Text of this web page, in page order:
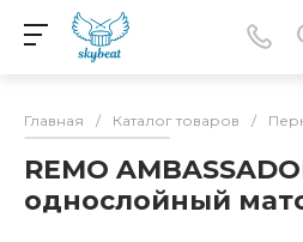
Главная / Каталог товаров /
REMO
однослойный